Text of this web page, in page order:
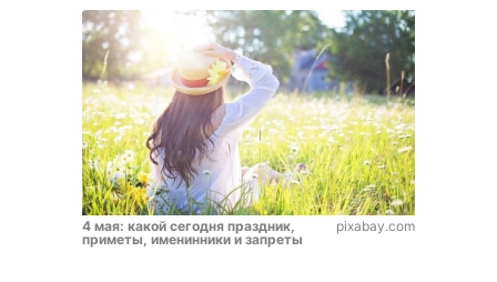
4 мая: какой сегодня праздник,
приметы, именинники и запреты
pixabay.com